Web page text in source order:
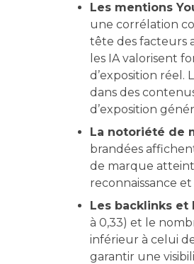
Les mentions
une corrélation
tête des facteurs
les IA valorisent
d’exposition
dans des
d’exposition
La notoriété de
brandées
de marque atteint
reconnaissance
Les backlinks et
à 0,33) et le
inférieur à celui
garantir une